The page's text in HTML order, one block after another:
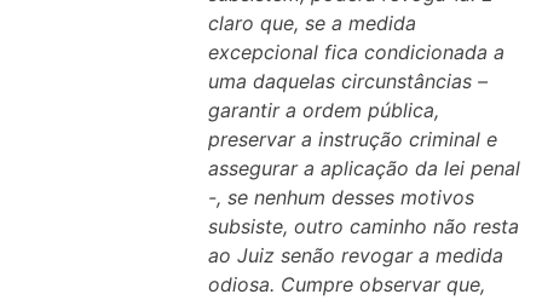
claro que, se a medida
excepcional fica condicionada a
uma daquelas circunstâncias –
garantir a ordem pública,
preservar a instrução criminal e
assegurar a aplicação da lei penal
-, se nenhum desses motivos
subsiste, outro caminho não resta
ao Juiz senão revogar a medida
odiosa. Cumpre observar que,